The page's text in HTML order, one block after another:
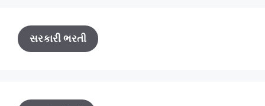
સરકારી ભરતી